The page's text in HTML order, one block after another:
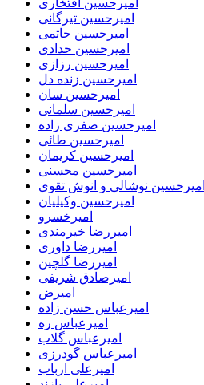
امیرحسین افتخاری
امیرحسین تیرگانی
امیرحسین حاتمی
امیرحسین حدادی
امیرحسین رزازی
امیرحسین زنده دل
امیرحسین سان
امیرحسین سلمانی
امیرحسین صفری زاده
امیرحسین طائی
امیرحسین کریمان
امیرحسین محسنی
امیرحسین نوشالی و انوش تقوی
امیرحسین وکیلیان
امیرخسرو
امیررضا خیرمندی
امیررضا داوری
امیررضا گلچین
امیرصادق شریفی
امیرض
امیرعباس حسن زاده
امیرعباس ره
امیرعباس گلاب
امیرعباس گودرزی
امیرعلی ارباب